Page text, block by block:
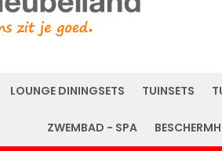
LOUNGE DININGSETS TUINSETS
ZWEMBAD - SPA